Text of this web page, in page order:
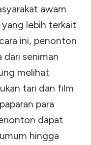
awam
lebih terkait
ini, penonton
dari seniman
melihat
tari dan film
para
dapat
hingga